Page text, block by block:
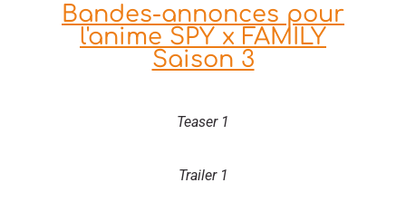
Bandes-annonces pour
l'anime SPY x FAMILY
Saison 3
Teaser 1
Trailer 1